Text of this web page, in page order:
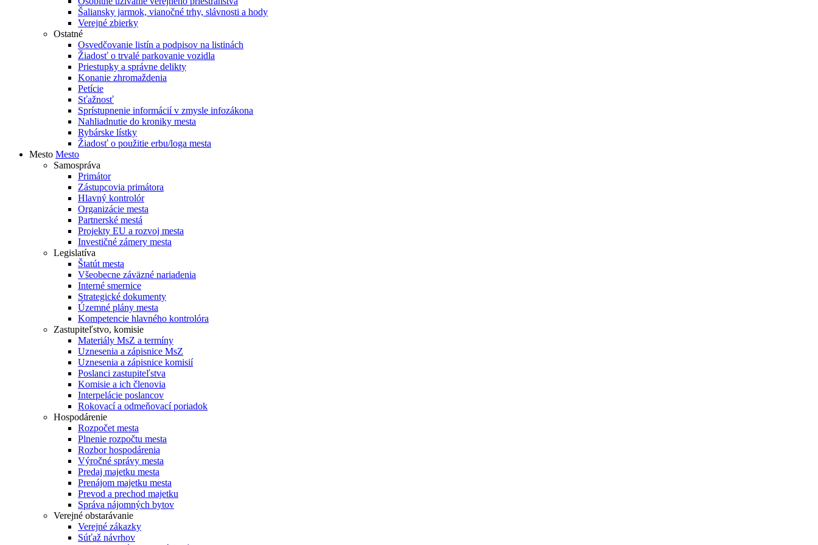
Šaliansky jarmok, vianočné trhy, slávnosti a hody
Verejné zbierky
Ostatné
Osvedčovanie listín a podpisov na listinách
Žiadosť o trvalé parkovanie vozidla
Priestupky a správne delikty
Konanie zhromaždenia
Petície
Sťažnosť
Sprístupnenie informácií v zmysle infozákona
Nahliadnutie do kroniky mesta
Rybárske lístky
Žiadosť o použitie erbu/loga mesta
Mesto Mesto
Samospráva
Primátor
Zástupcovia primátora
Hlavný kontrolór
Organizácie mesta
Partnerské mestá
Projekty EU a rozvoj mesta
Investičné zámery mesta
Legislatíva
Štatút mesta
Všeobecne záväzné nariadenia
Interné smernice
Strategické dokumenty
Územné plány mesta
Kompetencie hlavného kontrolóra
Zastupiteľstvo, komisie
Materiály MsZ a termíny
Uznesenia a zápisnice MsZ
Uznesenia a zápisnice komisií
Poslanci zastupiteľstva
Komisie a ich členovia
Interpelácie poslancov
Rokovací a odmeňovací poriadok
Hospodárenie
Rozpočet mesta
Plnenie rozpočtu mesta
Rozbor hospodárenia
Výročné správy mesta
Predaj majetku mesta
Prenájom majetku mesta
Prevod a prechod majetku
Správa nájomných bytov
Verejné obstarávanie
Verejné zákazky
Súťaž návrhov